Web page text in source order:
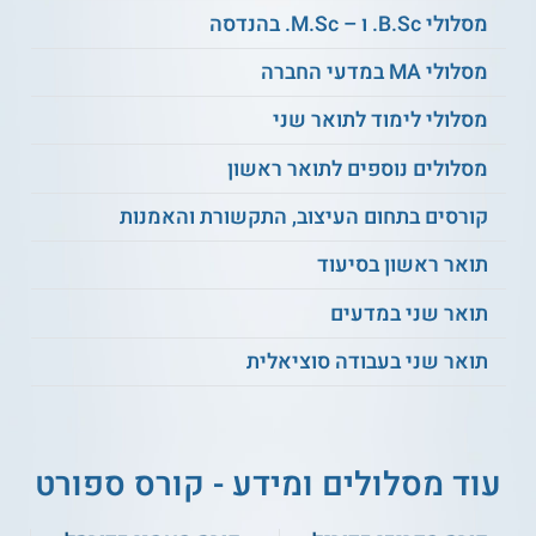
בניית תכנית אימון
תזונה לספורטאים
אנטומיה ופיזיולוגיה
תורת הכושר הגופני אימון למבוגרים
תרגילים בחדר הכושר
תפעול ציוד כוח ואירובי
סגל הוראה
את הקורס מנחה מנהל חדר כושר, בעל הכשרה אקדמית
בהוראת
מסלולי B.Sc. ו – M.Sc. בהנדסה
מסלולי MA במדעי החברה
מסלולי לימוד לתואר שני
מסלולים נוספים לתואר ראשון
קורסים בתחום העיצוב, התקשורת והאמנות
תואר ראשון בסיעוד
תואר שני במדעים
תואר שני בעבודה סוציאלית
עוד מסלולים ומידע - קורס ספורט